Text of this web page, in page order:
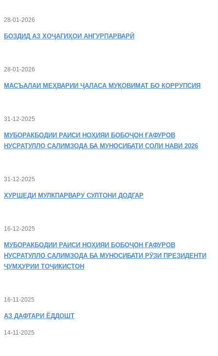
28-01-2026
БОЗДИД АЗ ХОҶАГИҲОИ АНГУРПАРВАРӢ
28-01-2026
МАСЪАЛАИ МЕҲВАРИИ ҶАЛАСА МУҚОВИМАТ БО КОРРУПСИЯ
31-12-2025
МУБОРАКБОДИИ РАИСИ НОҲИЯИ БОБОҶОН ҒАФУРОВ
НУСРАТУЛЛО САЛИМЗОДА БА МУНОСИБАТИ СОЛИ НАВИ 2026
31-12-2025
ХУРШЕДИ МУЛКПАРВАРУ СУЛТОНИ ДОДГАР
16-12-2025
МУБОРАКБОДИИ РАИСИ НОҲИЯИ БОБОҶОН ҒАФУРОВ
НУСРАТУЛЛО САЛИМЗОДА БА МУНОСИБАТИ РӮЗИ ПРЕЗИДЕНТИ
ҶУМҲУРИИ ТОҶИКИСТОН
16-11-2025
АЗ ДАФТАРИ ЁДДОШТ
14-11-2025